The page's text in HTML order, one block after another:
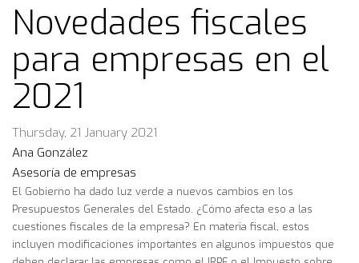
Novedades fiscales
para empresas en el
2021
Thursday, 21 January 2021
Ana González
Asesoría de empresas
El Gobierno ha dado luz verde a nuevos cambios en los
Presupuestos Generales del Estado. ¿Cómo afecta eso a las
cuestiones fiscales de la empresa? En materia fiscal, estos
incluyen modificaciones importantes en algunos impuestos que